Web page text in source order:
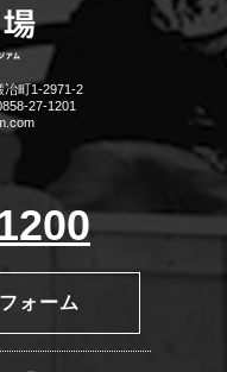
冶町1-2971-2
27-1201
ォーム